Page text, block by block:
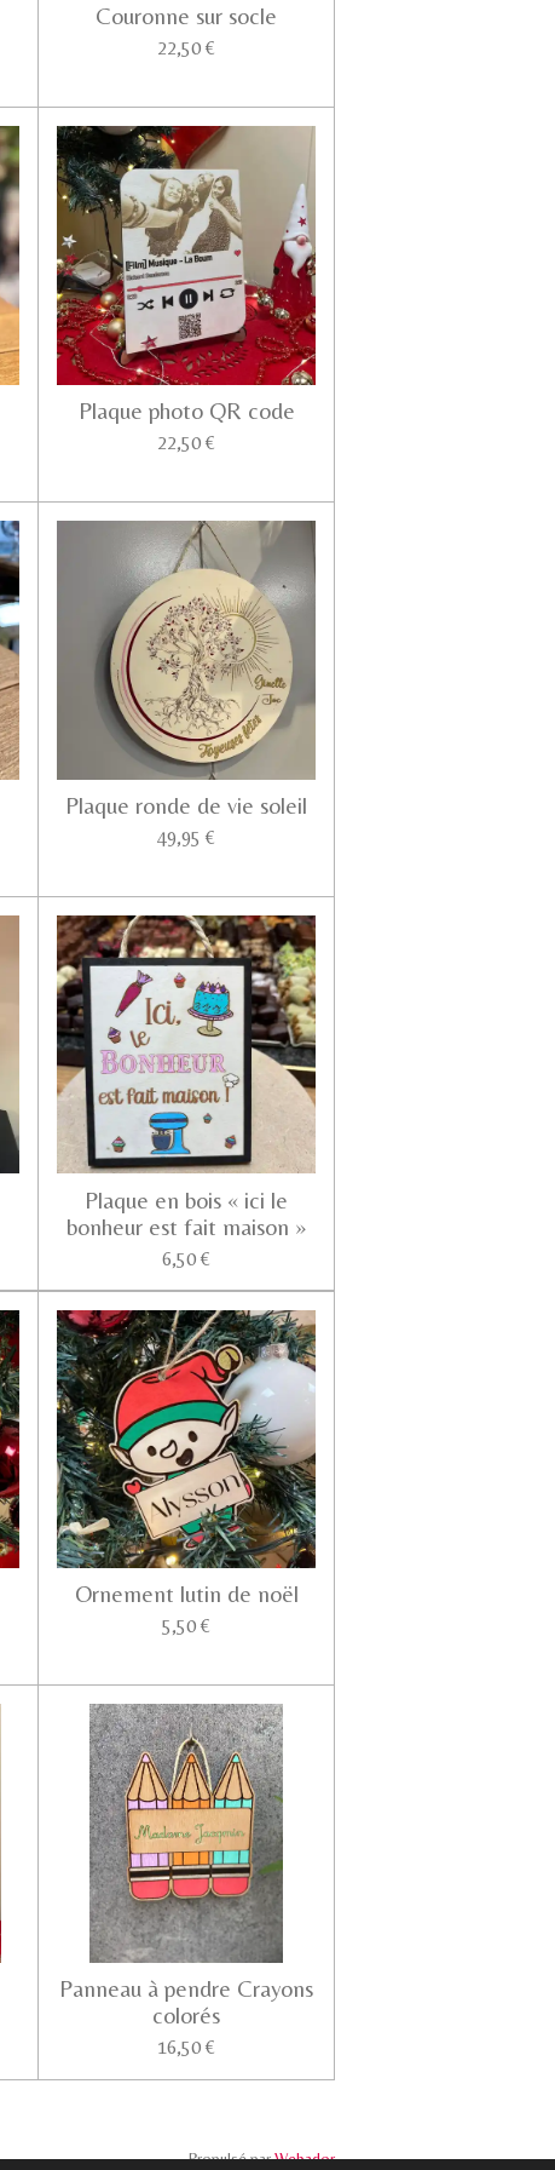
Couronne sur socle
22,50 €
Plaque photo QR code
22,50 €
Plaque ronde de vie soleil
49,95 €
Plaque en bois « ici le
bonheur est fait maison »
6,50 €
Ornement lutin de noël
5,50 €
Panneau à pendre Crayons
colorés
16,50 €
Propulsé parWebador